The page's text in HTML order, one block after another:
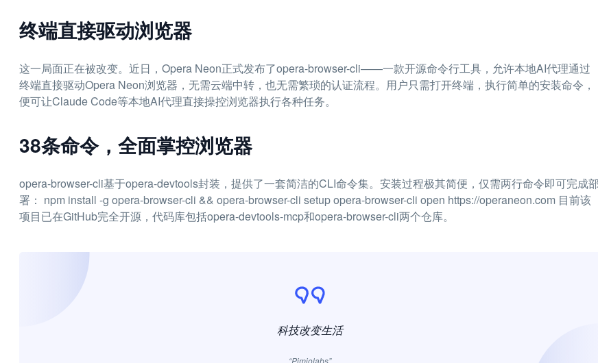
终端直接驱动浏览器
这一局面正在被改变。近日，Opera Neon正式发布了opera-browser-cli——一款开源命令行工具，允许本地AI代理通过
终端直接驱动Opera Neon浏览器，无需云端中转，也无需繁琐的认证流程。用户只需打开终端，执行简单的安装命令，
便可让Claude Code等本地AI代理直接操控浏览器执行各种任务。
38条命令，全面掌控浏览器
opera-browser-cli基于opera-devtools封装，提供了一套简洁的CLI命令集。安装过程极其简便，仅需两行命令即可完成部
署： npm install -g opera-browser-cli && opera-browser-cli setup opera-browser-cli open https://operaneon.com 目前该
项目已在GitHub完全开源，代码库包括opera-devtools-mcp和opera-browser-cli两个仓库。
科技改变生活
“Pimjolabs”